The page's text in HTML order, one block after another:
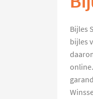
Bijles
bijles